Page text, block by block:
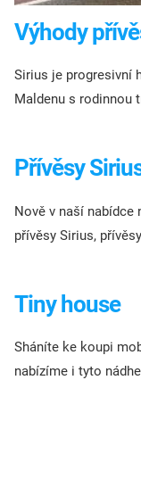
Výhody
Sirius je progresivní
Maldenu s rodinnou
Přívěsy
Nově v naší nabídce
přívěsy Sirius,
Tiny house
Sháníte ke koupi
nabízíme i tyto